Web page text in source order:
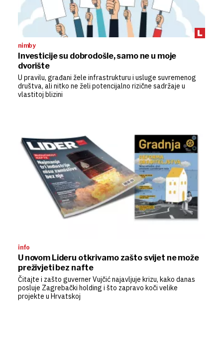
nimby
Investicije su dobrodošle, samo ne u moje
dvorište
U pravilu, građani žele infrastrukturu i usluge suvremenog
društva, ali nitko ne želi potencijalno rizične sadržaje u
vlastitoj blizini
info
U novom Lideru otkrivamo zašto svijet ne može
preživjeti bez nafte
Čitajte i zašto guverner Vujčić najavljuje krizu, kako danas
posluje Zagrebački holding i što zapravo koči velike
projekte u Hrvatskoj